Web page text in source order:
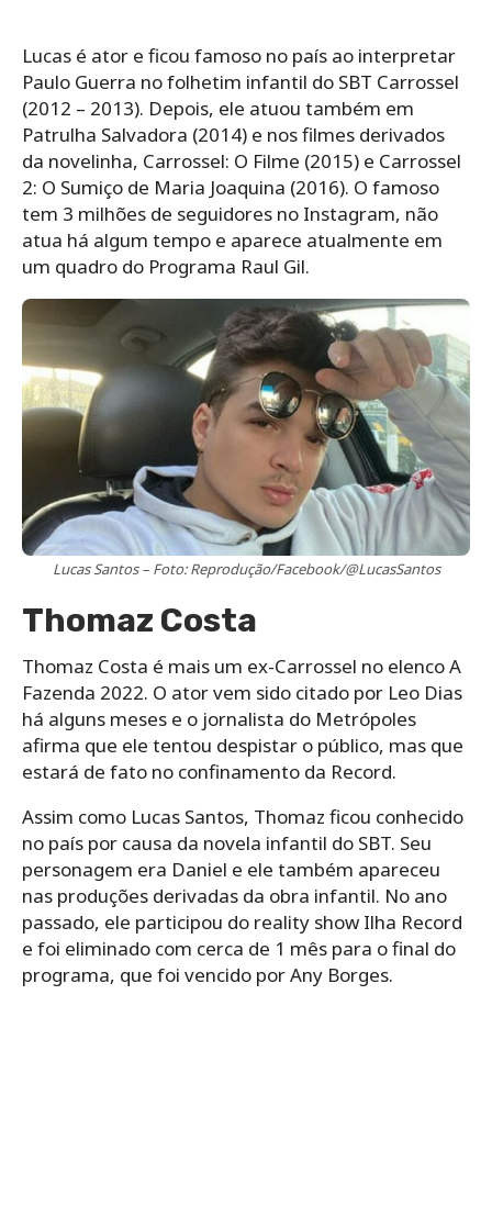
Lucas é ator e ficou famoso no país ao interpretar
Paulo Guerra no folhetim infantil do SBT Carrossel
(2012 – 2013). Depois, ele atuou também em
Patrulha Salvadora (2014) e nos filmes derivados
da novelinha, Carrossel: O Filme (2015) e Carrossel
2: O Sumiço de Maria Joaquina (2016). O famoso
tem 3 milhões de seguidores no Instagram, não
atua há algum tempo e aparece atualmente em
um quadro do Programa Raul Gil.
Lucas Santos – Foto: Reprodução/Facebook/@LucasSantos
Thomaz Costa
Thomaz Costa é mais um ex-Carrossel no elenco A
Fazenda 2022. O ator vem sido citado por Leo Dias
há alguns meses e o jornalista do Metrópoles
afirma que ele tentou despistar o público, mas que
estará de fato no confinamento da Record.
Assim como Lucas Santos, Thomaz ficou conhecido
no país por causa da novela infantil do SBT. Seu
personagem era Daniel e ele também apareceu
nas produções derivadas da obra infantil. No ano
passado, ele participou do reality show Ilha Record
e foi eliminado com cerca de 1 mês para o final do
programa, que foi vencido por Any Borges.